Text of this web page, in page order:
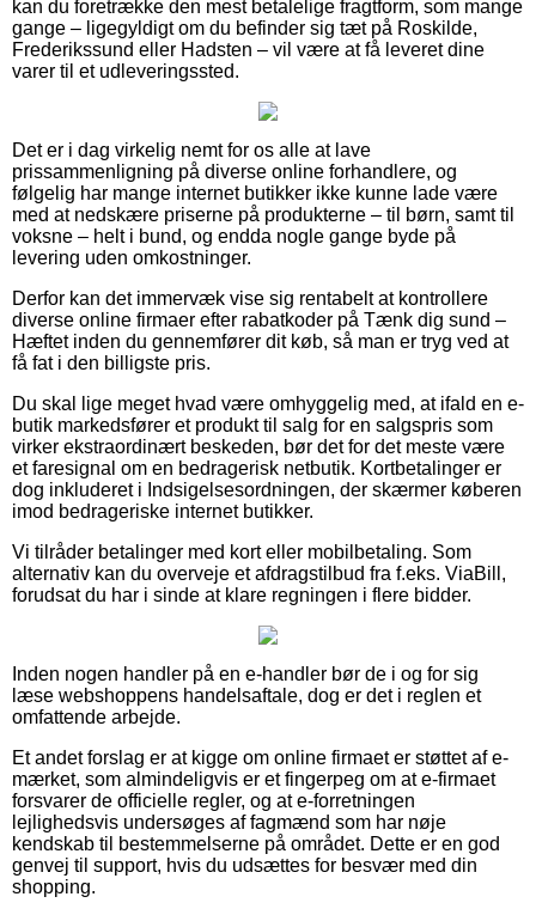
kan du foretrække den mest betalelige fragtform, som mange
gange – ligegyldigt om du befinder sig tæt på Roskilde,
Frederikssund eller Hadsten – vil være at få leveret dine
varer til et udleveringssted.
Det er i dag virkelig nemt for os alle at lave
prissammenligning på diverse online forhandlere, og
følgelig har mange internet butikker ikke kunne lade være
med at nedskære priserne på produkterne – til børn, samt til
voksne – helt i bund, og endda nogle gange byde på
levering uden omkostninger.
Derfor kan det immervæk vise sig rentabelt at kontrollere
diverse online firmaer efter rabatkoder på Tænk dig sund –
Hæftet inden du gennemfører dit køb, så man er tryg ved at
få fat i den billigste pris.
Du skal lige meget hvad være omhyggelig med, at ifald en e-
butik markedsfører et produkt til salg for en salgspris som
virker ekstraordinært beskeden, bør det for det meste være
et faresignal om en bedragerisk netbutik. Kortbetalinger er
dog inkluderet i Indsigelsesordningen, der skærmer køberen
imod bedrageriske internet butikker.
Vi tilråder betalinger med kort eller mobilbetaling. Som
alternativ kan du overveje et afdragstilbud fra f.eks. ViaBill,
forudsat du har i sinde at klare regningen i flere bidder.
Inden nogen handler på en e-handler bør de i og for sig
læse webshoppens handelsaftale, dog er det i reglen et
omfattende arbejde.
Et andet forslag er at kigge om online firmaet er støttet af e-
mærket, som almindeligvis er et fingerpeg om at e-firmaet
forsvarer de officielle regler, og at e-forretningen
lejlighedsvis undersøges af fagmænd som har nøje
kendskab til bestemmelserne på området. Dette er en god
genvej til support, hvis du udsættes for besvær med din
shopping.